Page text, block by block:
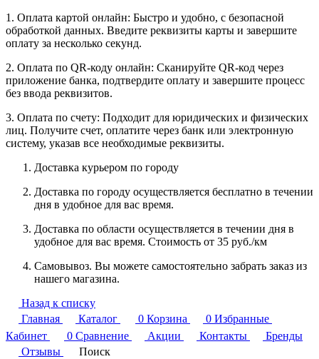
1. Оплата картой онлайн: Быстро и удобно, с безопасной
обработкой данных. Введите реквизиты карты и завершите
оплату за несколько секунд.
2. Оплата по QR-коду онлайн: Сканируйте QR-код через
приложение банка, подтвердите оплату и завершите процесс
без ввода реквизитов.
3. Оплата по счету: Подходит для юридических и физических
лиц. Получите счет, оплатите через банк или электронную
систему, указав все необходимые реквизиты.
Доставка курьером по городу
Доставка по городу осуществляется бесплатно в течении
дня в удобное для вас время.
Доставка по области осуществляется в течении дня в
удобное для вас время. Стоимость от 35 руб./км
Самовывоз. Вы можете самостоятельно забрать заказ из
нашего магазина.
Назад к списку
Главная
Каталог 0 Корзина 0 Избранные
Кабинет
0 Сравнение Акции Контакты
Бренды
Отзывы
Поиск